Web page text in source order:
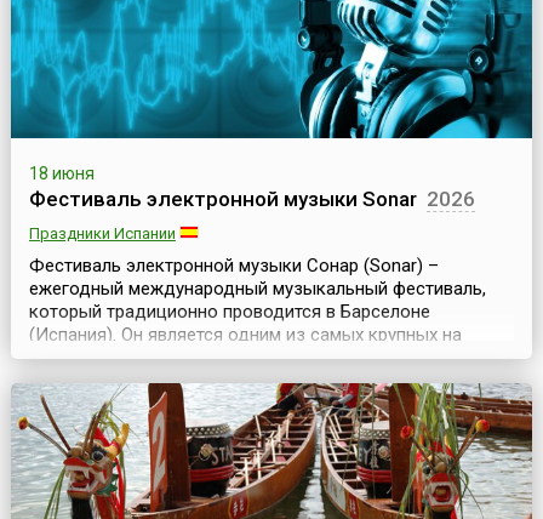
18 июня
Фестиваль электронной музыки Sonar 2026
Праздники Испании
Фестиваль электронной музыки Сонар (Sonar) –
ежегодный международный музыкальный фестиваль,
который традиционно проводится в Барселоне
(Испания). Он является одним из самых крупных на
планете событий в области электронной музыки и
знаменитым брендом Барселоны.Sonar проходит
ежегодно с 1994 года, это трехдневный фестиваль,
который начинается в середине июня – в четверг и
заканчивается в выходны...